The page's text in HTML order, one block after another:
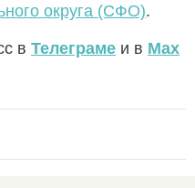
округа (СФО).
в Телеграме и в Max